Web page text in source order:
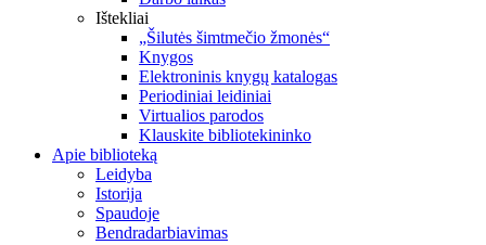
Ištekliai
„Šilutės šimtmečio žmonės“
Knygos
Elektroninis knygų katalogas
Periodiniai leidiniai
Virtualios parodos
Klauskite bibliotekininko
Apie biblioteką
Leidyba
Istorija
Spaudoje
Bendradarbiavimas